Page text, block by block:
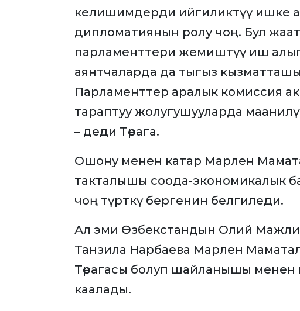
келишимдерди ийгиликтүү ишке
дипломатиянын ролу чоң. Бул
парламенттери жемиштүү иш
аянтчаларда да тыгыз
Парламенттер аралык комиссия
тараптуу жолугушууларда
– деди Төрага.
Ошону менен катар Марлен
такталышы соода-экономикалык
чоң түрткү бергенин белгиледи.
Ал эми Өзбекстандын Олий
Танзила Нарбаева Марлен
Төрагасы болуп шайланышы менен
каалады.